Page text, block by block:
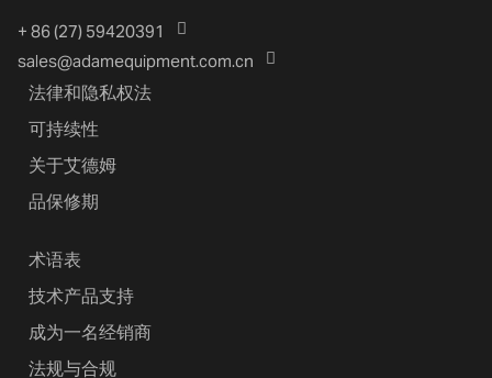
+ 86 (27) 59420391
sales@adamequipment.com.cn
法律和隐私权法
可持续性
关于艾德姆
品保修期
术语表
技术产品支持
成为一名经销商
法规与合规